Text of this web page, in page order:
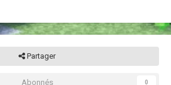
Partager
Abonnés 0